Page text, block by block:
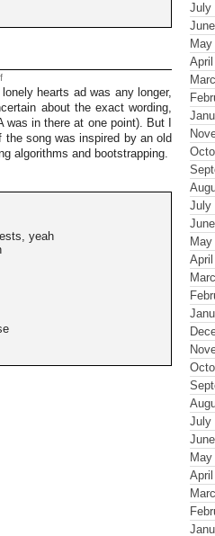
on
Jutze
52
#7
–
Lonely
Hearts
Ad
(Bootstrapping)
hearts ad was any longer,
about the exact wording,
in there at one point). But I
song was inspired by an old
algorithms and bootstrapping.
yeah
July
July
July